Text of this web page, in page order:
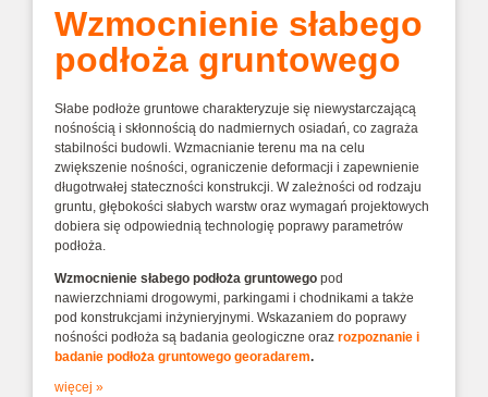
Wzmocnienie słabego
podłoża gruntowego
Słabe podłoże gruntowe charakteryzuje się niewystarczającą
nośnością i skłonnością do nadmiernych osiadań, co zagraża
stabilności budowli. Wzmacnianie terenu ma na celu
zwiększenie nośności, ograniczenie deformacji i zapewnienie
długotrwałej stateczności konstrukcji. W zależności od rodzaju
gruntu, głębokości słabych warstw oraz wymagań projektowych
dobiera się odpowiednią technologię poprawy parametrów
podłoża.
Wzmocnienie słabego podłoża gruntowego pod
nawierzchniami drogowymi, parkingami i chodnikami a także
pod konstrukcjami inżynieryjnymi. Wskazaniem do poprawy
nośności podłoża są badania geologiczne oraz rozpoznanie i
badanie podłoża gruntowego georadarem.
więcej »